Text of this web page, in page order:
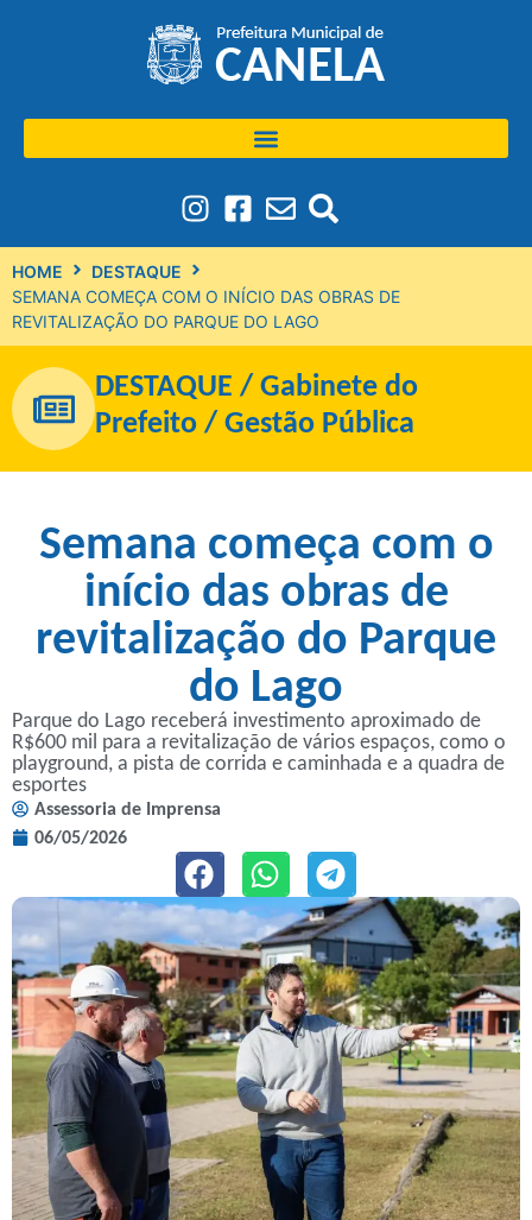
HOME
DESTAQUE
SEMANA COMEÇA COM O INÍCIO DAS OBRAS DE
REVITALIZAÇÃO DO PARQUE DO LAGO
DESTAQUE /Gabinete do
Prefeito/Gestão Pública
Semana começa com o
início das obras de
revitalização do Parque
do Lago
Parque do Lago receberá investimento aproximado de
R$600 mil para a revitalização de vários espaços, como o
playground, a pista de corrida e caminhada e a quadra de
esportes
Assessoria de Imprensa
06/05/2026